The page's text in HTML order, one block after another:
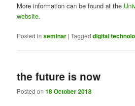
More information can be found at the
website.
Posted in seminar |Tagged digital
the future is now
Posted on18 October 2018